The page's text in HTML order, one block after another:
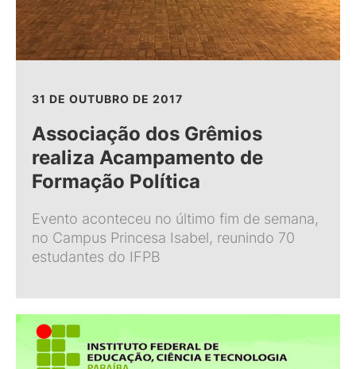
31 DE OUTUBRO DE 2017
Associação dos Grêmios
realiza Acampamento de
Formação Política
Evento aconteceu no último fim de semana,
no Campus Princesa Isabel, reunindo 70
estudantes do IFPB